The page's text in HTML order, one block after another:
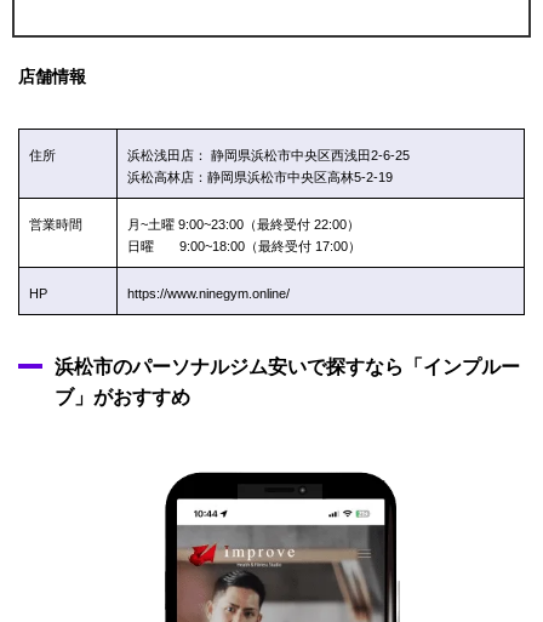
店舗情報
住所
浜松浅田店： 静岡県浜松市中央区西浅田2-6-25
浜松高林店：静岡県浜松市中央区高林5-2-19
営業時間
月~土曜 9:00~23:00（最終受付 22:00）
日曜 9:00~18:00（最終受付 17:00）
HP https://www.ninegym.online/
浜松市のパーソナルジム安いで探すなら「インプルー
ブ」がおすすめ